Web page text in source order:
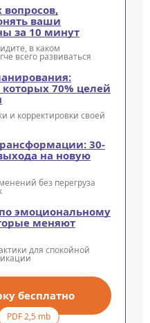
вопросов,
ваши
за 10 минут
в каком
всего развиваться
70% целей
и корректировки своей
30-
на новую
без перегруза
эмоциональному
меняют
для спокойной
бесплатно
PDF 2,5 mb